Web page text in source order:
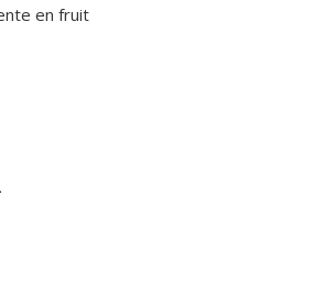
en fruit